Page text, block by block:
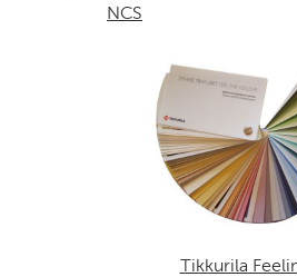
NCS
Tikkurila